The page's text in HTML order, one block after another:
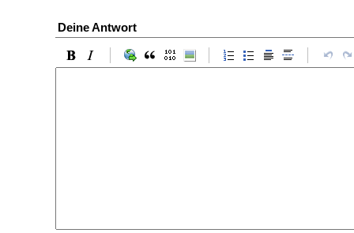
Deine Antwort